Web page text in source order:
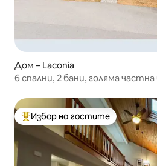
Дом – Laconia
6 спални, 2 бани, голяма
Най-популярен избор на
Избор на гостите